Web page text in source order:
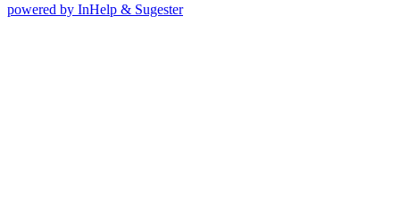
powered by InHelp & Sugester